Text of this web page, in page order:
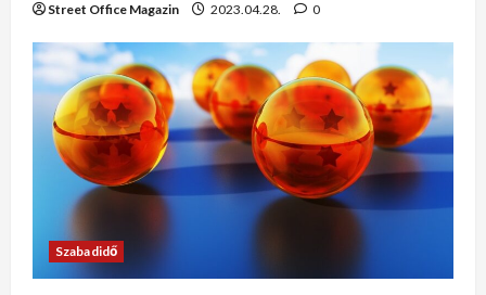
Street Office Magazin 2023.04.28. 0
Szabadidő